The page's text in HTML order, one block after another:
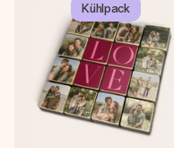
Kühlpack